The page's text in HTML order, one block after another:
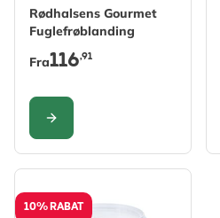
Rødhalsens Gourmet
Fuglefrøblanding
Fra116,91
KONFIGURER
10% RABAT